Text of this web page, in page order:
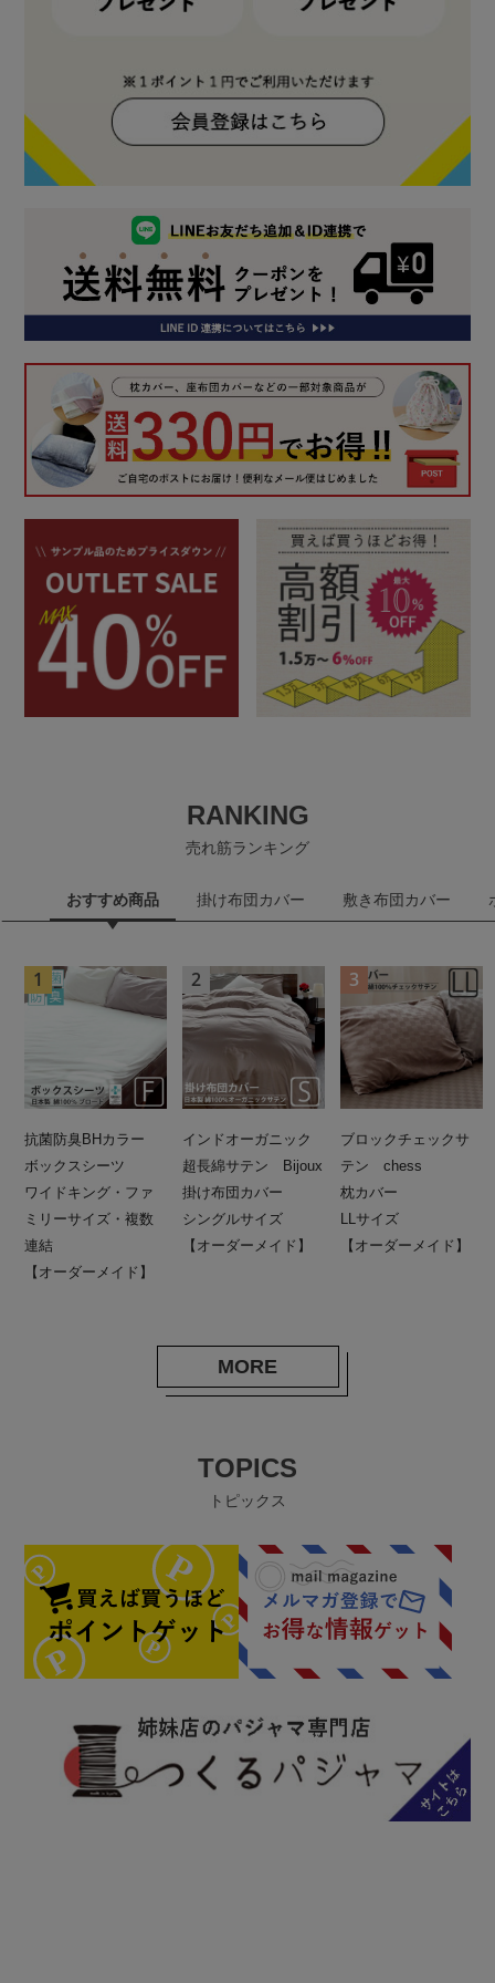
RANKING
売れ筋ランキング
おすすめ商品 掛け布団カバー 敷き布団カバー
抗菌防臭BHカラー
ボックスシーツ
ワイドキング・ファ
ミリーサイズ・複数
連結
【オーダーメイド】
インドオーガニック
超長綿サテン Bijoux
掛け布団カバー
シングルサイズ
【オーダーメイド】
ブロックチェックサ
テン chess
枕カバー
LLサイズ
【オーダーメイド】
MORE
TOPICS
トピックス